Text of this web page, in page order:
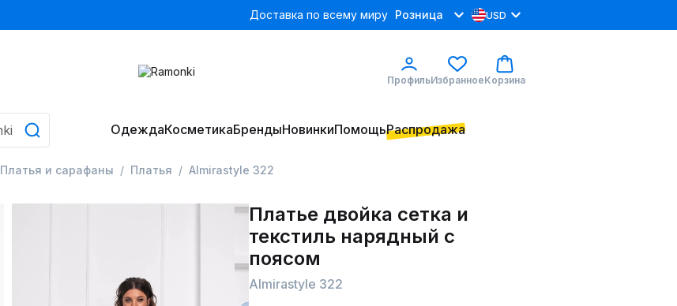
Доставка по всему миру Розница USD
ПрофильИзбранноеКорзина
ОдеждаКосметикаБрендыНовинкиПомощьРаспродажа
Платья и сарафаны Платья Almirastyle 322
Платье двойка сетка и
текстиль нарядный с
поясом
Almirastyle 322